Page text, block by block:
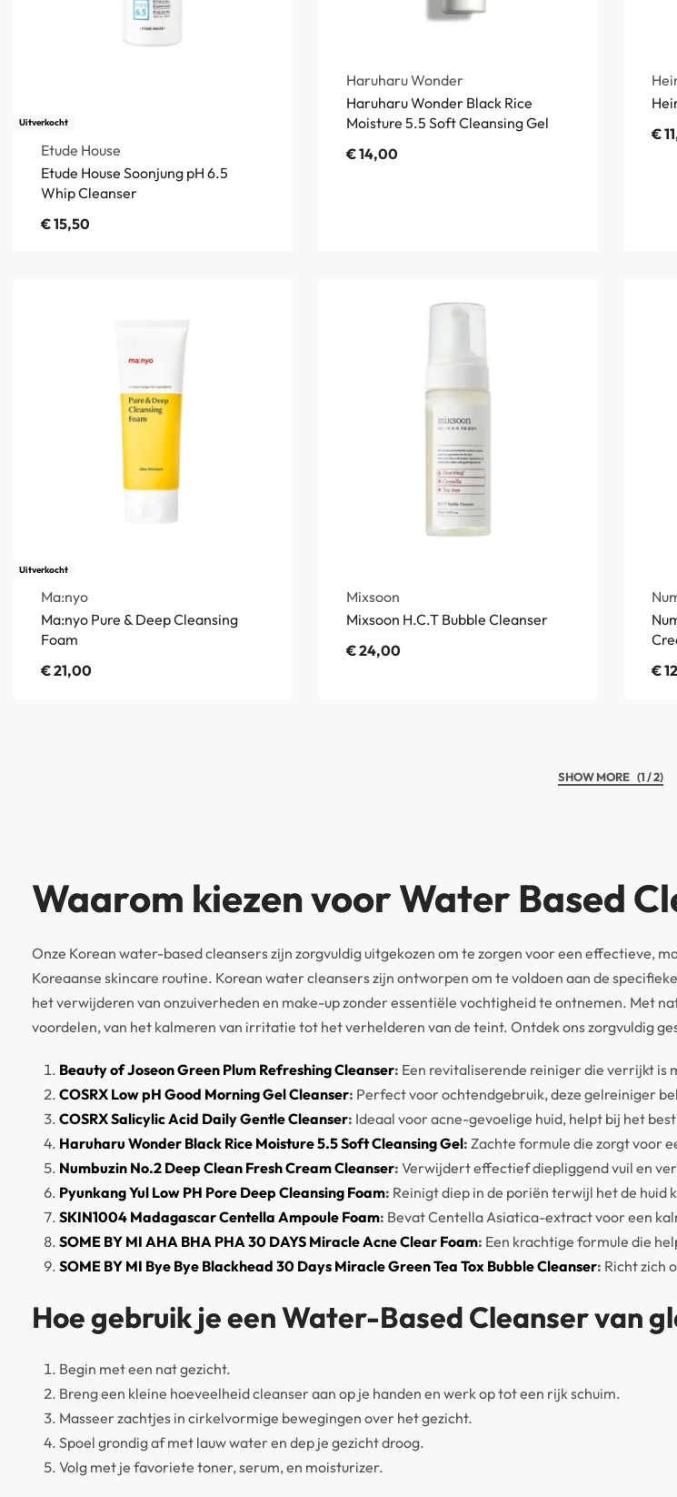
Uitverkocht
Etude House
Etude House Soonjung pH 6.5
Whip Cleanser
€15,50
Haruharu Wonder
Haruharu Wonder Black Rice
Moisture 5.5 Soft Cleansing Gel
€14,00
€
Uitverkocht
Ma:nyo
Ma:nyo Pure & Deep Cleansing
Foam
€21,00
Mixsoon
Mixsoon H.C.T Bubble Cleanser
€24,00
€
(1 / 2)
Waarom kiezen voor Water Based
Onze Korean water-based cleansers zijn zorgvuldig uitgekozen om te zorgen voor een effectieve,
Koreaanse skincare routine. Korean water cleansers zijn ontworpen om te voldoen aan de
het verwijderen van onzuiverheden en make-up zonder essentiële vochtigheid te ontnemen. Met
voordelen, van het kalmeren van irritatie tot het verhelderen van de teint. Ontdek ons zorgvuldig
Beauty of Joseon Green Plum Refreshing Cleanser: Een revitaliserende reiniger die verrijkt
COSRX Low pH Good Morning Gel Cleanser: Perfect voor ochtendgebruik, deze gelreiniger
COSRX Salicylic Acid Daily Gentle Cleanser: Ideaal voor acne-gevoelige huid, helpt bij het
Haruharu Wonder Black Rice Moisture 5.5 Soft Cleansing Gel: Zachte formule die zorgt voor
Numbuzin No.2 Deep Clean Fresh Cream Cleanser: Verwijdert effectief diepliggend vuil en
Pyunkang Yul Low PH Pore Deep Cleansing Foam: Reinigt diep in de poriën terwijl het de huid
SKIN1004 Madagascar Centella Ampoule Foam: Bevat Centella Asiatica-extract voor een
SOME BY MI AHA BHA PHA 30 DAYS Miracle Acne Clear Foam: Een krachtige formule die
SOME BY MI Bye Bye Blackhead 30 Days Miracle Green Tea Tox Bubble Cleanser: Richt zich
Hoe gebruik je een Water-Based Cleanser van
Begin met een nat gezicht.
Breng een kleine hoeveelheid cleanser aan op je handen en werk op tot een rijk schuim.
Masseer zachtjes in cirkelvormige bewegingen over het gezicht.
Spoel grondig af met lauw water en dep je gezicht droog.
Volg met je favoriete toner, serum, en moisturizer.